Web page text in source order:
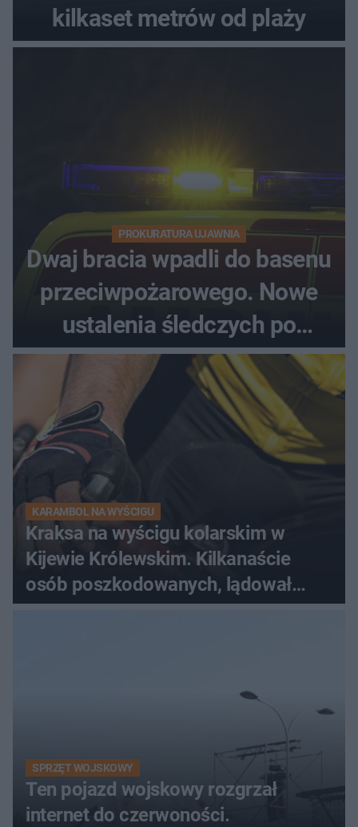
kilkaset metrów od plaży
PROKURATURA UJAWNIA
Dwaj bracia wpadli do basenu
przeciwpożarowego. Nowe
ustalenia śledczych po
dramatycznej akcji
KARAMBOL NA WYŚCIGU
Kraksa na wyścigu kolarskim w
Kijewie Królewskim. Kilkanaście
osób poszkodowanych, lądował
śmigłowiec LPR
SPRZĘT WOJSKOWY
Ten pojazd wojskowy rozgrzał
internet do czerwoności.